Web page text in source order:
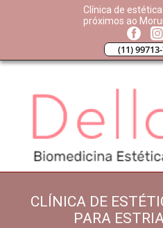
Clínica de
próximos ao
(11)
CLÍNICA DE
PARA